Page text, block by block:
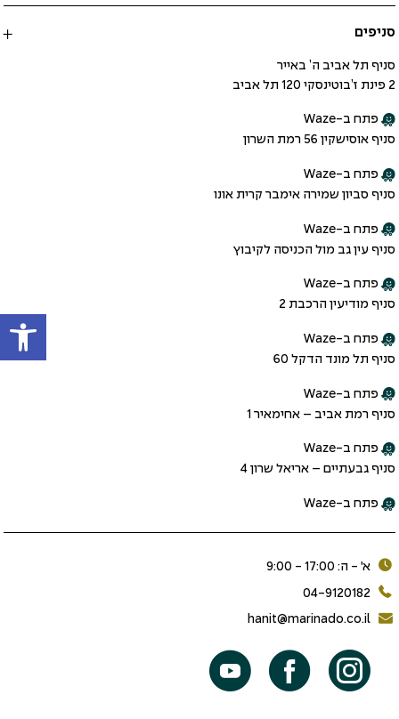
סניפים
סניף תל אביב ה’ באייר
2 פינת ז’בוטינסקי 120 תל אביב
פתח ב-Waze
סניף אוסישקין 56 רמת השרון
פתח ב-Waze
סניף סביון שמירה אימבר קרית אונו
פתח ב-Waze
סניף עין גב מול הכניסה לקיבוץ
פתח ב-Waze
סניף מודיעין הרכבת 2
פתח ב-Waze
סניף תל מונד הדקל 60
פתח ב-Waze
סניף רמת אביב – אחימאיר 1
פתח ב-Waze
סניף גבעתיים – אריאל שרון 4
פתח ב-Waze
א׳ - ה: 17:00 - 9:00
04-9120182
hanit@marinado.co.il